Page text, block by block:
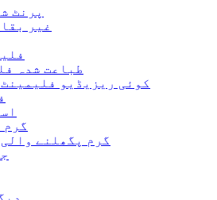
پرنٹ
غیر
طباعت شدہ
کوئی ریزیڈیو فلیمینٹ
گرم
گرم پگھلنے